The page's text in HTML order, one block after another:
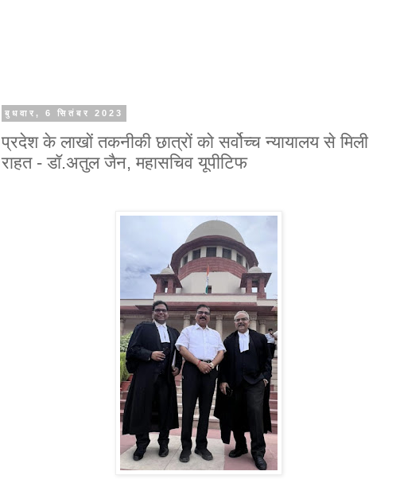
बुधवार, 6 सितंबर 2023
प्रदेश के लाखों तकनीकी छात्रों को सर्वोच्च न्यायालय से मिली
राहत - डॉ.अतुल जैन, महासचिव यूपीटिफ